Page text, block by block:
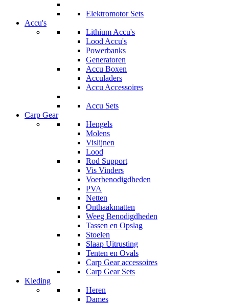
Elektromotor Sets
Accu's
Lithium Accu's
Lood Accu's
Powerbanks
Generatoren
Accu Boxen
Acculaders
Accu Accessoires
Accu Sets
Carp Gear
Hengels
Molens
Vislijnen
Lood
Rod Support
Vis Vinders
Voerbenodigdheden
PVA
Netten
Onthaakmatten
Weeg Benodigdheden
Tassen en Opslag
Stoelen
Slaap Uitrusting
Tenten en Ovals
Carp Gear accessoires
Carp Gear Sets
Kleding
Heren
Dames